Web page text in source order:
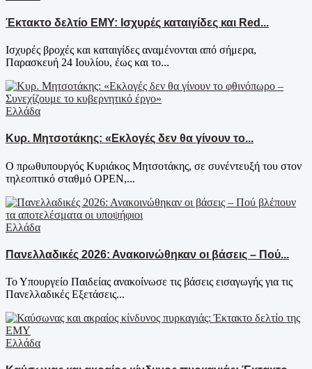
Έκτακτο δελτίο ΕΜΥ: Ισχυρές καταιγίδες και Red...
Ισχυρές βροχές και καταιγίδες αναμένονται από σήμερα,
Παρασκευή 24 Ιουλίου, έως και το...
Ελλάδα
Κυρ. Μητσοτάκης: «Εκλογές δεν θα γίνουν το...
Ο πρωθυπουργός Κυριάκος Μητσοτάκης, σε συνέντευξή του στον
τηλεοπτικό σταθμό OPEN,...
Ελλάδα
Πανελλαδικές 2026: Ανακοινώθηκαν οι βάσεις – Πού...
Το Υπουργείο Παιδείας ανακοίνωσε τις βάσεις εισαγωγής για τις
Πανελλαδικές Εξετάσεις...
Ελλάδα